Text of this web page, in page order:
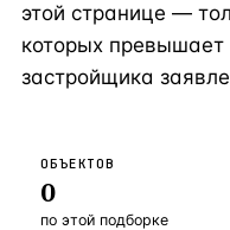
Греция — Страна
Сочи —Локация
Бангкок
Новороссийск
этой странице —
которых
застройщика
ОБЪЕКТОВ
0
по этой подборке